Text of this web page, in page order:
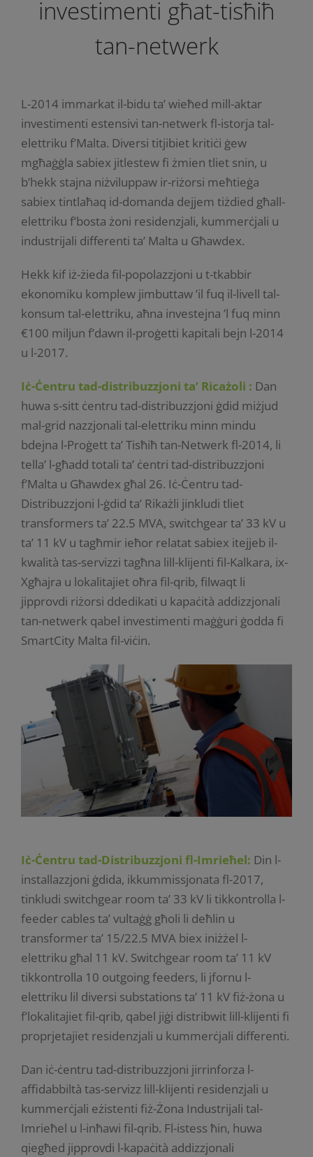
investimenti għat-tisħiħ
tan-netwerk
L-2014 immarkat il-bidu ta’ wieħed mill-aktar
investimenti estensivi tan-netwerk fl-istorja tal-
elettriku f’Malta. Diversi titjibiet kritiċi ġew
mgħaġġla sabiex jitlestew fi żmien tliet snin, u
b’hekk stajna niżviluppaw ir-riżorsi meħtieġa
sabiex tintlaħaq id-domanda dejjem tiżdied għall-
elettriku f’bosta żoni residenzjali, kummerċjali u
industrijali differenti ta’ Malta u Għawdex.
Hekk kif iż-żieda fil-popolazzjoni u t-tkabbir
ekonomiku komplew jimbuttaw ’il fuq il-livell tal-
konsum tal-elettriku, aħna investejna ’l fuq minn
€100 miljun f’dawn il-proġetti kapitali bejn l-2014
u l-2017.
Iċ-Ċentru tad-distribuzzjoni ta’ Ricażoli : Dan
huwa s-sitt ċentru tad-distribuzzjoni ġdid miżjud
mal-grid nazzjonali tal-elettriku minn mindu
bdejna l-Proġett ta’ Tisħiħ tan-Netwerk fl-2014, li
tella’ l-għadd totali ta’ ċentri tad-distribuzzjoni
f’Malta u Għawdex għal 26. Iċ-Ċentru tad-
Distribuzzjoni l-ġdid ta’ Rikażli jinkludi tliet
transformers ta’ 22.5 MVA, switchgear ta’ 33 kV u
ta’ 11 kV u tagħmir ieħor relatat sabiex itejjeb il-
kwalità tas-servizzi tagħna lill-klijenti fil-Kalkara, ix-
Xgħajra u lokalitajiet oħra fil-qrib, filwaqt li
jipprovdi riżorsi ddedikati u kapaċità addizzjonali
tan-netwerk qabel investimenti maġġuri ġodda fi
SmartCity Malta fil-viċin.
Iċ-Ċentru tad-Distribuzzjoni fl-Imrieħel: Din l-
installazzjoni ġdida, ikkummissjonata fl-2017,
tinkludi switchgear room ta’ 33 kV li tikkontrolla l-
feeder cables ta’ vultaġġ għoli li deħlin u
transformer ta’ 15/22.5 MVA biex iniżżel l-
elettriku għal 11 kV. Switchgear room ta’ 11 kV
tikkontrolla 10 outgoing feeders, li jfornu l-
elettriku lil diversi substations ta’ 11 kV fiż-żona u
f’lokalitajiet fil-qrib, qabel jiġi distribwit lill-klijenti fi
proprjetajiet residenzjali u kummerċjali differenti.
Dan iċ-ċentru tad-distribuzzjoni jirrinforza l-
affidabbiltà tas-servizz lill-klijenti residenzjali u
kummerċjali eżistenti fiż-Żona Industrijali tal-
Imrieħel u l-inħawi fil-qrib. Fl-istess ħin, huwa
qiegħed jipprovdi l-kapaċità addizzjonali